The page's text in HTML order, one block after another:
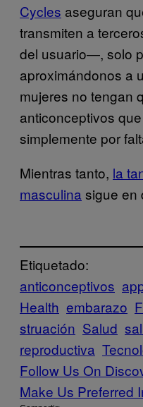
Cycles aseguran
transmiten a
del usuario―, solo
aproximándonos a
mujeres no tengan
anticonceptivos
simplemente por
Mientras tanto, la
masculina sigue en
Etiquetado:
anticonceptivos
Health embarazo
struación Salud
reproductiva
Follow Us On
Make Us Preferred